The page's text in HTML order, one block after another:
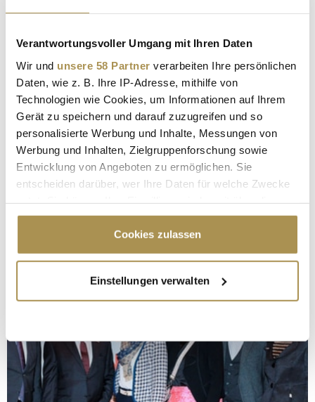
Verantwortungsvoller Umgang mit Ihren Daten
Wir und unsere 58 Partner verarbeiten Ihre persönlichen
Daten, wie z. B. Ihre IP-Adresse, mithilfe von
Technologien wie Cookies, um Informationen auf Ihrem
Gerät zu speichern und darauf zuzugreifen und so
personalisierte Werbung und Inhalte, Messungen von
Werbung und Inhalten, Zielgruppenforschung sowie
Entwicklung von Angeboten zu ermöglichen. Sie
entscheiden darüber, wer Ihre Daten für welche Zwecke
Cookie-Erklärung oder durch Klicken auf das Privacy
Trigger Symbol ändern oder widerrufen
Informationen über Ihre geografische Lage
erfassen, welche bis auf einige Meter genau sein
bestimmten Merkmalen (Fingerprinting) identifizieren
Erfahren Sie mehr darüber, wie Ihre persönlichen Daten
verarbeitet werden, und legen Sie Ihre Präferenzen im
Cookies zulassen
Einstellungen verwalten